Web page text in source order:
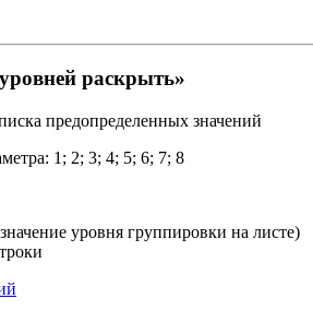
раскрыть»
предопределенных значений
1; 2; 3; 4; 5; 6; 7; 8
уровня группировки на листе)